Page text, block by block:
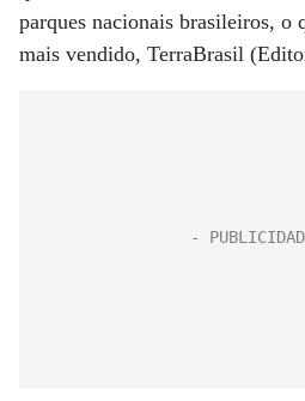
parques nacionais brasileiros, o
mais vendido, TerraBrasil